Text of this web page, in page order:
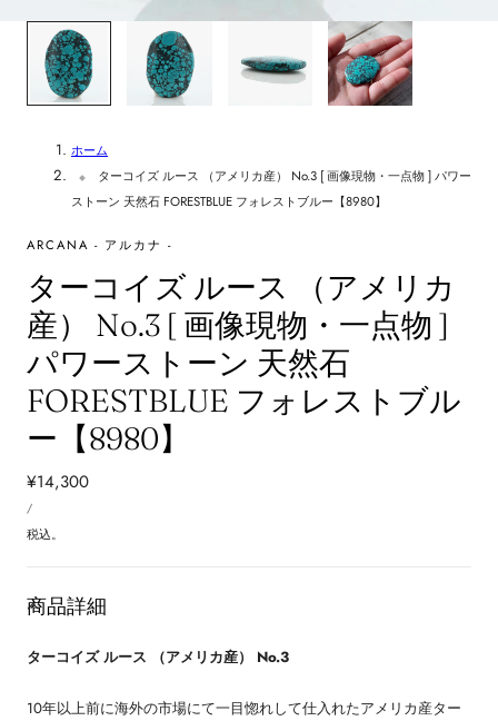
ホーム
ターコイズ ルース （アメリカ産） No.3 [ 画像現物・一点物 ] パワー
ストーン 天然石 FORESTBLUE フォレストブルー【8980】
ARCANA - アルカナ -
ターコイズ ルース （アメリカ
産） No.3 [ 画像現物・一点物 ]
パワーストーン 天然石
FORESTBLUE フォレストブル
ー【8980】
通
常
価
¥14,300
単
価/あ
り
税込。
商品詳細
ターコイズ ルース （アメリカ産） No.3
10年以上前に海外の市場にて一目惚れして仕入れたアメリカ産ター